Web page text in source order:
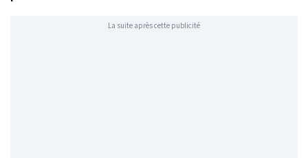
La suite après cette publicité